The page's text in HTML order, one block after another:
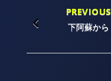
PREVIOUS
下阿蘇から